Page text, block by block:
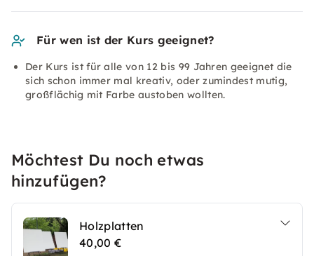
Für wen ist der Kurs geeignet?
Der Kurs ist für alle von 12 bis 99 Jahren geeignet die
sich schon immer mal kreativ, oder zumindest mutig,
großflächig mit Farbe austoben wollten.
Möchtest Du noch etwas
hinzufügen?
Holzplatten
40,00 €